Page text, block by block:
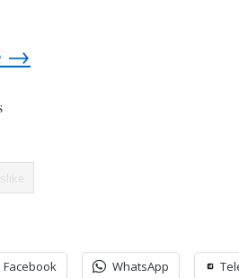
→
Facebook WhatsApp